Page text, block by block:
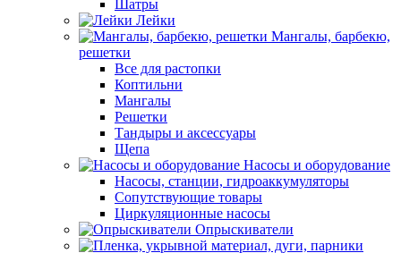
Шатры
Лейки
Мангалы, барбекю,
решетки
Все для растопки
Коптильни
Мангалы
Решетки
Тандыры и аксессуары
Щепа
Насосы и оборудование
Насосы, станции, гидроаккумуляторы
Сопутствующие товары
Циркуляционные насосы
Опрыскиватели